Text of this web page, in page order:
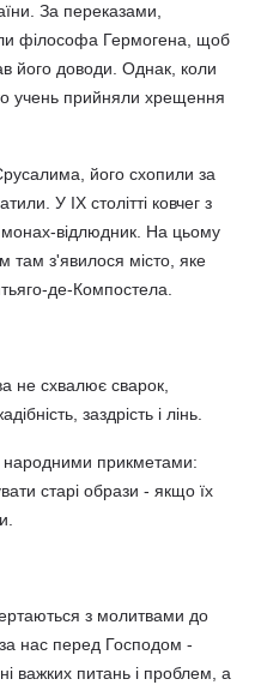
За переказами,
філософа Гермогена, щоб
його доводи. Однак, коли
учень прийняли хрещення
його схопили за
У IX столітті ковчег з
відлюдник. На цьому
там з'явилося місто, яке
де-Компостела.
не схвалює сварок,
заздрість і лінь.
народними прикметами:
старі образи - якщо їх
з молитвами до
нас перед Господом -
важких питань і проблем, а